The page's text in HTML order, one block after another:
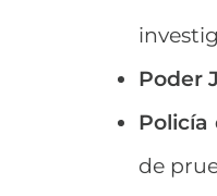
Poder
Policía
de